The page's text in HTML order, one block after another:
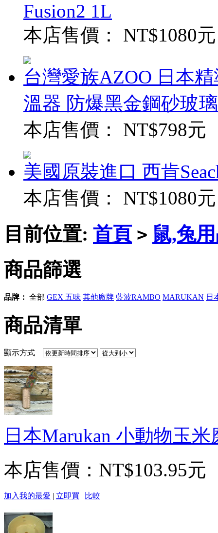
Fusion2 1L
本店售價： NT$1080元
台灣愛族AZOO 日本
溫器 防爆黑金鋼砂玻璃
本店售價： NT$798元
美國原裝進口 西肯
本店售價： NT$1080元
目前位置: 首頁 > 鼠,兔
商品篩選
品牌： 全部 GEX 五味 其他廠牌 藍波RAMBO MARUKAN 日
商品清單
顯示方式
日本Marukan 小動物玉
本店售價： NT$103.95元
加入我的最愛 | 立即買 | 比較